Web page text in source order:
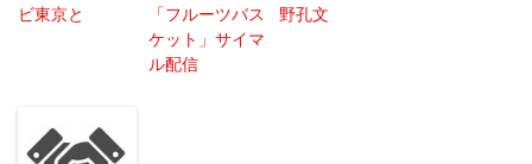
ビ東京と
「フルーツバス
ケット」サイマ
ル配信
野孔文